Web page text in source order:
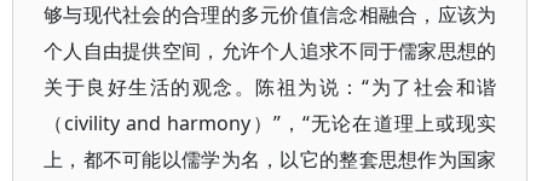
够与现代社会的合理的多元价值信念相融合，应该为
个人自由提供空间，允许个人追求不同于儒家思想的
关于良好生活的观念。陈祖为说：“为了社会和谐
（civility and harmony）”，“无论在道理上或现实
上，都不可能以儒学为名，以它的整套思想作为国家